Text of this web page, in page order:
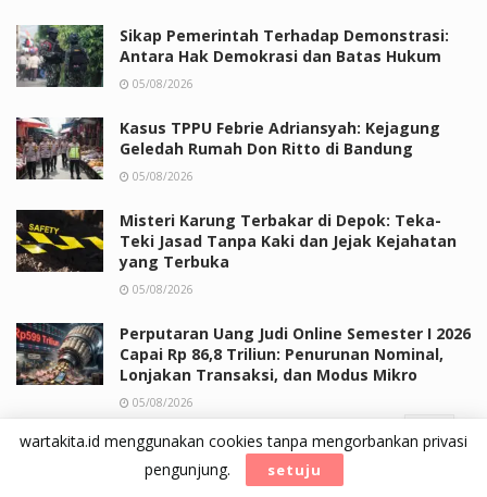
Sikap Pemerintah Terhadap Demonstrasi:
Antara Hak Demokrasi dan Batas Hukum
05/08/2026
Kasus TPPU Febrie Adriansyah: Kejagung
Geledah Rumah Don Ritto di Bandung
05/08/2026
Misteri Karung Terbakar di Depok: Teka-
Teki Jasad Tanpa Kaki dan Jejak Kejahatan
yang Terbuka
05/08/2026
Perputaran Uang Judi Online Semester I 2026
Capai Rp 86,8 Triliun: Penurunan Nominal,
Lonjakan Transaksi, dan Modus Mikro
05/08/2026
Penggeledahan Rumah Eks Jampidsus
Febrie Adriansyah: Misteri 4 Perusahaan
TPPU dan Emas 74 Kg
wartakita.id menggunakan cookies tanpa mengorbankan privasi
pengunjung.
setuju